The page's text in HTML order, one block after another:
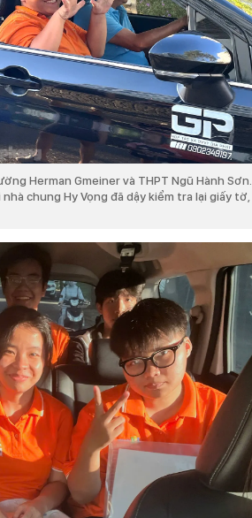
Herman Gmeiner và THPT Ngũ Hành Sơn.
chung Hy Vọng đã dậy kiểm tra lại giấy tờ,